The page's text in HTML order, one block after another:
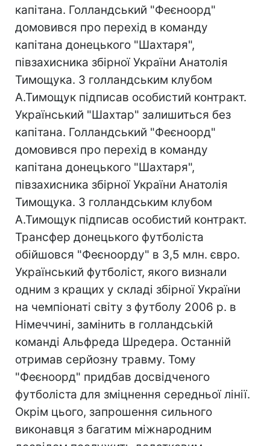
капітана. Голландський "Феєноорд"
домовився про перехід в команду
капітана донецького "Шахтаря",
півзахисника збірної України Анатолія
Тимощука. З голландським клубом
А.Тимощук підписав особистий контракт.
Український "Шахтар" залишиться без
капітана. Голландський "Феєноорд"
домовився про перехід в команду
капітана донецького "Шахтаря",
півзахисника збірної України Анатолія
Тимощука. З голландським клубом
А.Тимощук підписав особистий контракт.
Трансфер донецького футболіста
обійшовся "Феєноорду" в 3,5 млн. євро.
Український футболіст, якого визнали
одним з кращих у складі збірної України
на чемпіонаті світу з футболу 2006 р. в
Німеччині, замінить в голландській
команді Альфреда Шредера. Останній
отримав серйозну травму. Тому
"Феєноорд" придбав досвідченого
футболіста для зміцнення середньої лінії.
Окрім цього, запрошення сильного
виконавця з багатим міжнародним